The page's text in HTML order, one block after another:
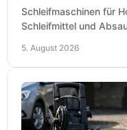
Schleifmaschinen für
Schleifmittel und
5. August 2026